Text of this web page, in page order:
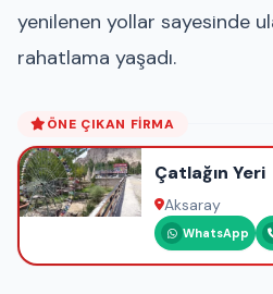
yenilenen yollar sayesinde
rahatlama yaşadı.
ÖNE ÇIKAN FIRMA
Çatlağın Yeri
Aksaray
WhatsApp